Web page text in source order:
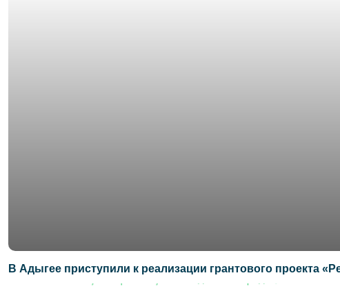
В Адыгее приступили к реализации грантового проекта